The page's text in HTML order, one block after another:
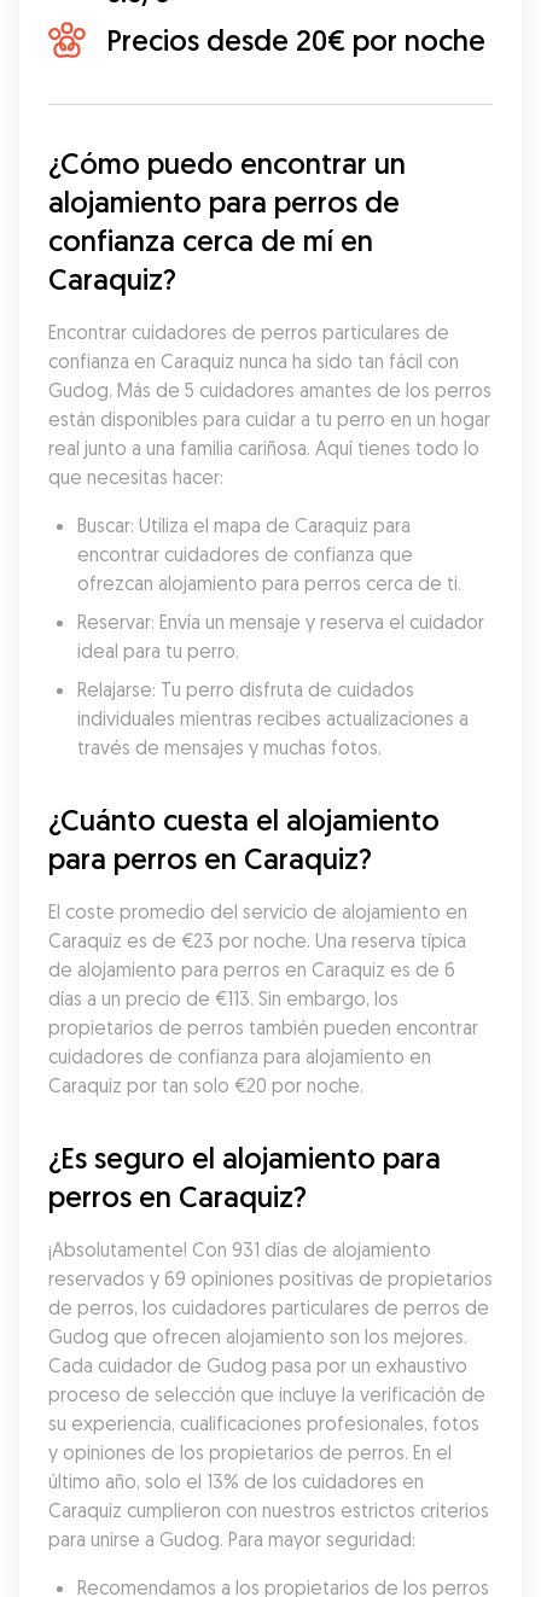
Precios desde 20€ por noche
¿Cómo puedo encontrar un
alojamiento para perros de
confianza cerca de mí en
Caraquiz?
Encontrar cuidadores de perros particulares de
confianza en Caraquiz nunca ha sido tan fácil con
Gudog. Más de 5 cuidadores amantes de los perros
están disponibles para cuidar a tu perro en un hogar
real junto a una familia cariñosa. Aquí tienes todo lo
que necesitas hacer:
Buscar: Utiliza el mapa de Caraquiz para
encontrar cuidadores de confianza que
ofrezcan alojamiento para perros cerca de ti.
Reservar: Envía un mensaje y reserva el cuidador
ideal para tu perro.
Relajarse: Tu perro disfruta de cuidados
individuales mientras recibes actualizaciones a
través de mensajes y muchas fotos.
¿Cuánto cuesta el alojamiento
para perros en Caraquiz?
El coste promedio del servicio de alojamiento en
Caraquiz es de €23 por noche. Una reserva típica
de alojamiento para perros en Caraquiz es de 6
días a un precio de €113. Sin embargo, los
propietarios de perros también pueden encontrar
cuidadores de confianza para alojamiento en
Caraquiz por tan solo €20 por noche.
¿Es seguro el alojamiento para
perros en Caraquiz?
¡Absolutamente! Con 931 días de alojamiento
reservados y 69 opiniones positivas de propietarios
de perros, los cuidadores particulares de perros de
Gudog que ofrecen alojamiento son los mejores.
Cada cuidador de Gudog pasa por un exhaustivo
proceso de selección que incluye la verificación de
su experiencia, cualificaciones profesionales, fotos
y opiniones de los propietarios de perros. En el
último año, solo el 13% de los cuidadores en
Caraquiz cumplieron con nuestros estrictos criterios
para unirse a Gudog. Para mayor seguridad:
Recomendamos a los propietarios de los perros